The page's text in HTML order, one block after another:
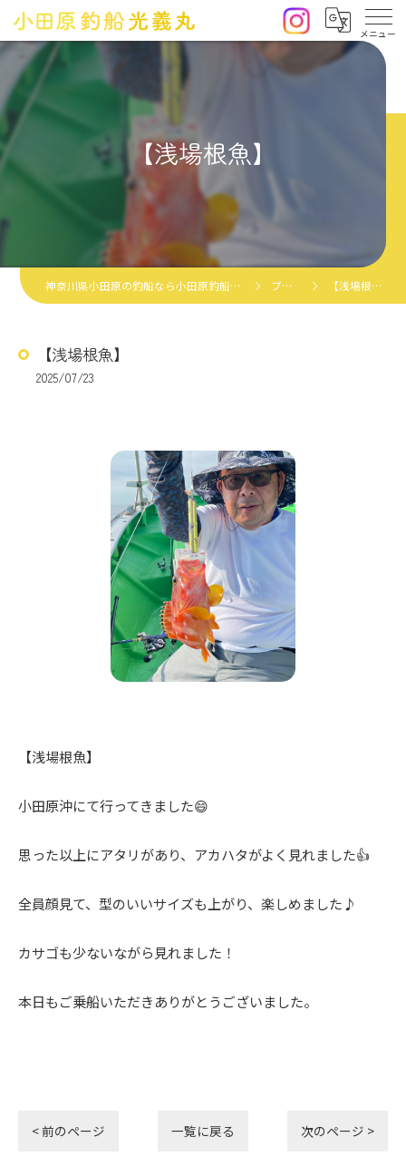
【浅場根魚】
神奈川県小田原の釣船なら小田原釣船光義丸 ブログ 【浅場根魚】
【浅場根魚】
2025/07/23
【浅場根魚】
小田原沖にて行ってきました😄
思った以上にアタリがあり、アカハタがよく見れました👍
全員顔見て、型のいいサイズも上がり、楽しめました♪
カサゴも少ないながら見れました！
本日もご乗船いただきありがとうございました。
< 前のページ 一覧に戻る 次のページ >